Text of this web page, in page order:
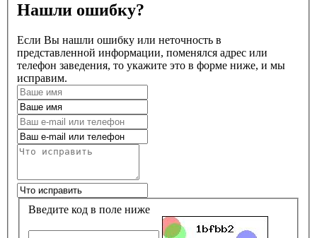
Нашли ошибку?
Если Вы нашли ошибку или неточность в
представленной информации, поменялся адрес или
телефон заведения, то укажите это в форме ниже, и мы
исправим.
Введите код в поле ниже